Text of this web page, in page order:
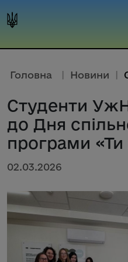
Головна | Новини |
Студенти
до Дня
програми «Ти
02.03.2026